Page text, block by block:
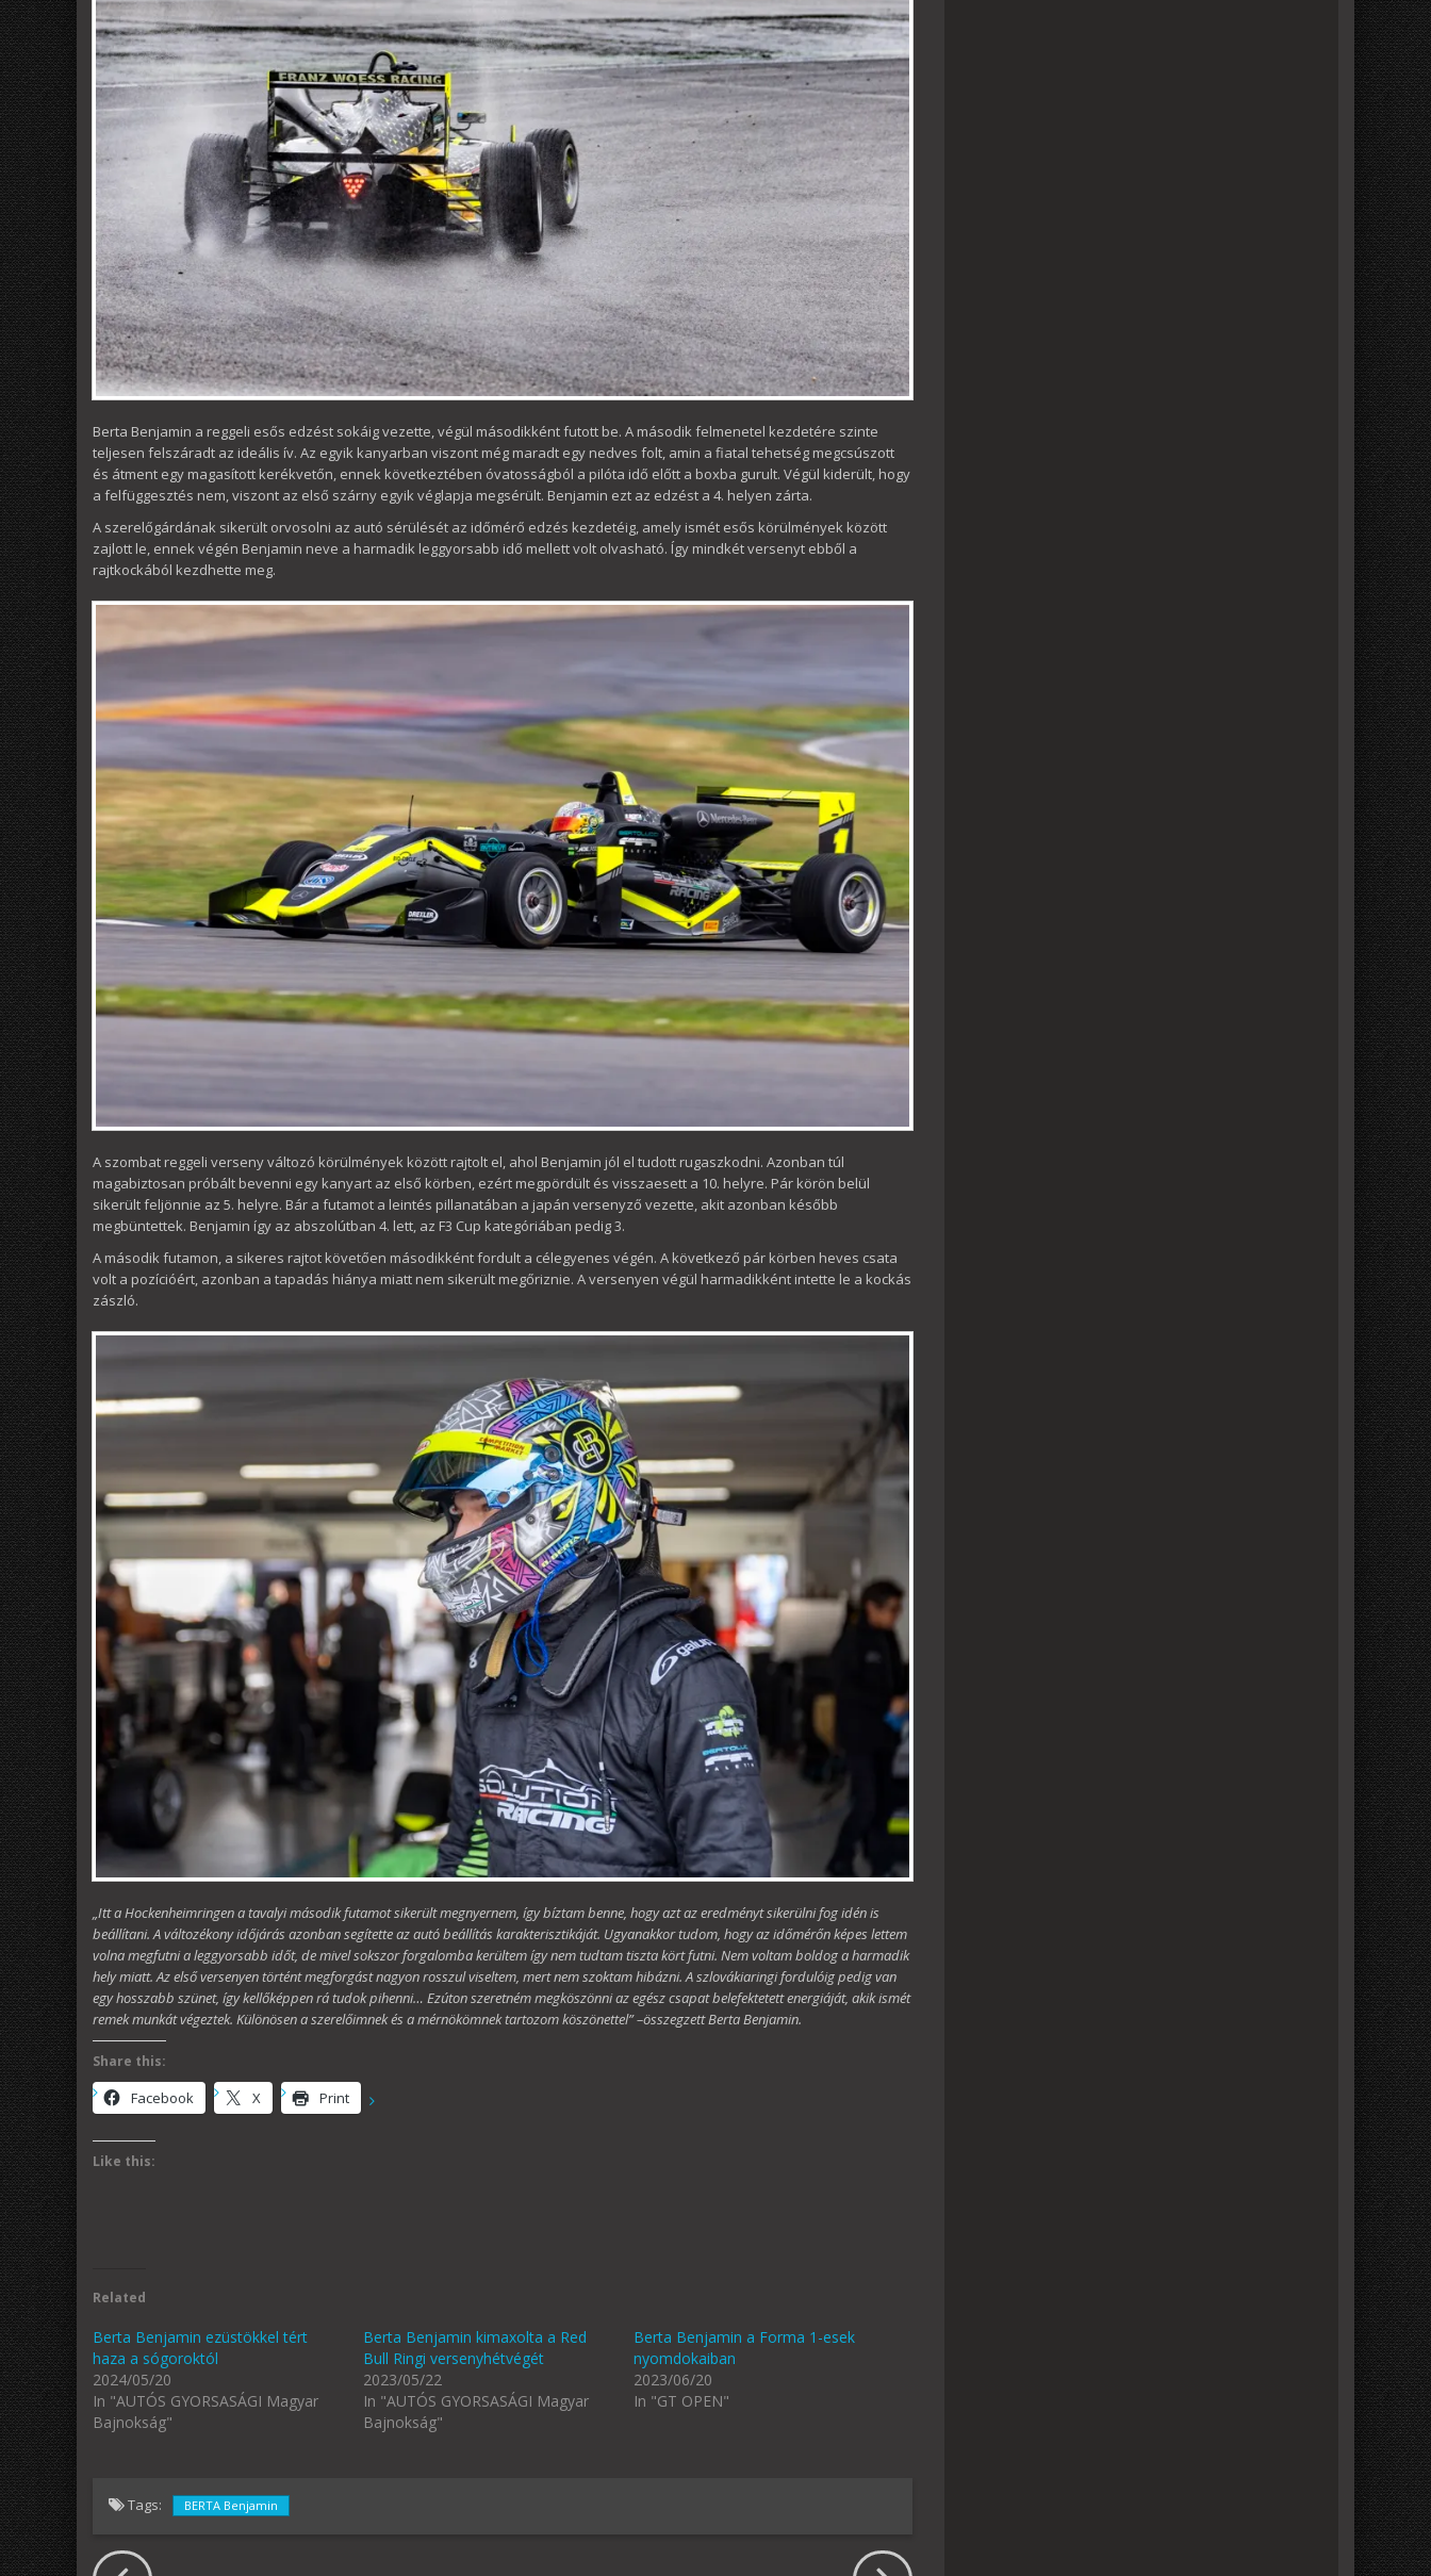
Berta Benjamin a reggeli esős edzést sokáig vezette, végül másodikként futott be. A második felmenetel kezdetére szinte
teljesen felszáradt az ideális ív. Az egyik kanyarban viszont még maradt egy nedves folt, amin a fiatal tehetség megcsúszott
és átment egy magasított kerékvetőn, ennek következtében óvatosságból a pilóta idő előtt a boxba gurult. Végül kiderült, hogy
a felfüggesztés nem, viszont az első szárny egyik véglapja megsérült. Benjamin ezt az edzést a 4. helyen zárta.
A szerelőgárdának sikerült orvosolni az autó sérülését az időmérő edzés kezdetéig, amely ismét esős körülmények között
zajlott le, ennek végén Benjamin neve a harmadik leggyorsabb idő mellett volt olvasható. Így mindkét versenyt ebből a
rajtkockából kezdhette meg.
A szombat reggeli verseny változó körülmények között rajtolt el, ahol Benjamin jól el tudott rugaszkodni. Azonban túl
magabiztosan próbált bevenni egy kanyart az első körben, ezért megpördült és visszaesett a 10. helyre. Pár körön belül
sikerült feljönnie az 5. helyre. Bár a futamot a leintés pillanatában a japán versenyző vezette, akit azonban később
megbüntettek. Benjamin így az abszolútban 4. lett, az F3 Cup kategóriában pedig 3.
A második futamon, a sikeres rajtot követően másodikként fordult a célegyenes végén. A következő pár körben heves csata
volt a pozícióért, azonban a tapadás hiánya miatt nem sikerült megőriznie. A versenyen végül harmadikként intette le a kockás
zászló.
„Itt a Hockenheimringen a tavalyi második futamot sikerült megnyernem, így bíztam benne, hogy azt az eredményt sikerülni fog idén is
beállítani. A változékony időjárás azonban segítette az autó beállítás karakterisztikáját. Ugyanakkor tudom, hogy az időmérőn képes lettem
volna megfutni a leggyorsabb időt, de mivel sokszor forgalomba kerültem így nem tudtam tiszta kört futni. Nem voltam boldog a harmadik
hely miatt. Az első versenyen történt megforgást nagyon rosszul viseltem, mert nem szoktam hibázni. A szlovákiaringi fordulóig pedig van
egy hosszabb szünet, így kellőképpen rá tudok pihenni… Ezúton szeretném megköszönni az egész csapat belefektetett energiáját, akik ismét
remek munkát végeztek. Különösen a szerelőimnek és a mérnökömnek tartozom köszönettel” –összegzett Berta Benjamin.
Share this:
Facebook X Print
Like this:
Related
Berta Benjamin ezüstökkel tért
haza a sógoroktól
2024/05/20
In "AUTÓS GYORSASÁGI Magyar
Bajnokság"
Berta Benjamin kimaxolta a Red
Bull Ringi versenyhétvégét
2023/05/22
In "AUTÓS GYORSASÁGI Magyar
Bajnokság"
Berta Benjamin a Forma 1-esek
nyomdokaiban
2023/06/20
In "GT OPEN"
Tags: BERTA Benjamin